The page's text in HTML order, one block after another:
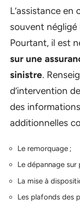
L’assistance
souvent négligé
Pourtant, il est
sur une
sinistre.
d’intervention
des
additionnelles
Le remorquage ;
Le dépannage sur
La mise à
Les plafonds des